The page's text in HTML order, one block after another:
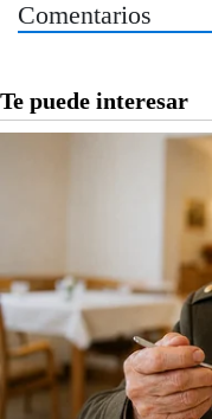
Comentarios